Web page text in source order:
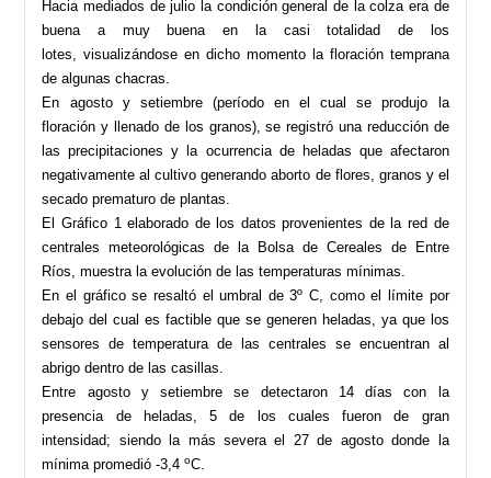
Hacia mediados de julio la condición general de la colza era de
buena a muy buena en la casi totalidad de los
lotes, visualizándose en dicho momento la floración temprana
de algunas chacras.
En agosto y setiembre (período en el cual se produjo la
floración y llenado de los granos), se registró una reducción de
las precipitaciones y la ocurrencia de heladas que afectaron
negativamente al cultivo generando aborto de flores, granos y el
secado prematuro de plantas.
El Gráfico 1 elaborado de los datos provenientes de la red de
centrales meteorológicas de la Bolsa de Cereales de Entre
Ríos, muestra la evolución de las temperaturas mínimas.
En el gráfico se resaltó el umbral de 3º C, como el límite por
debajo del cual es factible que se generen heladas, ya que los
sensores de temperatura de las centrales se encuentran al
abrigo dentro de las casillas.
Entre agosto y setiembre se detectaron 14 días con la
presencia de heladas, 5 de los cuales fueron de gran
intensidad; siendo la más severa el 27 de agosto donde la
mínima promedió -3,4oC.